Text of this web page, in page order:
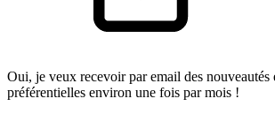
Oui, je veux recevoir par email des nouveautés
préférentielles environ une fois par mois !